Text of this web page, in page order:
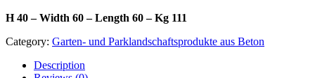
H 40 – Width 60 – Length 60 – Kg 111
Category: Garten- und Parklandschaftsprodukte aus Beton
Description